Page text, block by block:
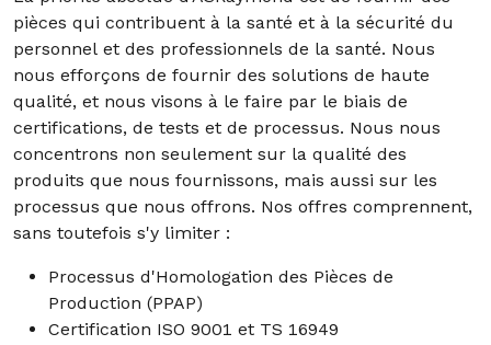
pièces qui contribuent à la santé et à la sécurité du
personnel et des professionnels de la santé. Nous
nous efforçons de fournir des solutions de haute
qualité, et nous visons à le faire par le biais de
certifications, de tests et de processus. Nous nous
concentrons non seulement sur la qualité des
produits que nous fournissons, mais aussi sur les
processus que nous offrons. Nos offres comprennent,
sans toutefois s'y limiter :
Processus d'Homologation des Pièces de
Production (PPAP)
Certification ISO 9001 et TS 16949